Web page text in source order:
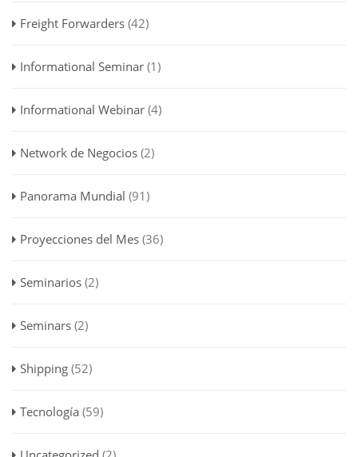
Freight Forwarders (42)
Informational Seminar (1)
Informational Webinar (4)
Network de Negocios (2)
Panorama Mundial (91)
Proyecciones del Mes (36)
Seminarios (2)
Seminars (2)
Shipping (52)
Tecnología (59)